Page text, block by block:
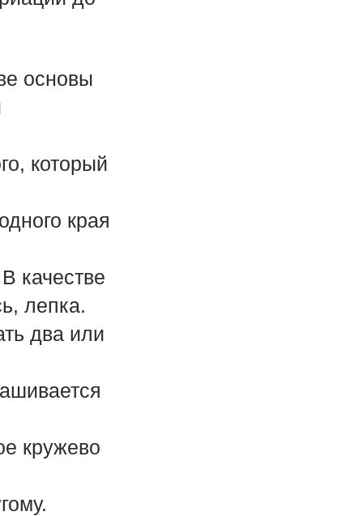
основы
который
края
качестве
лепка.
два или
кружево